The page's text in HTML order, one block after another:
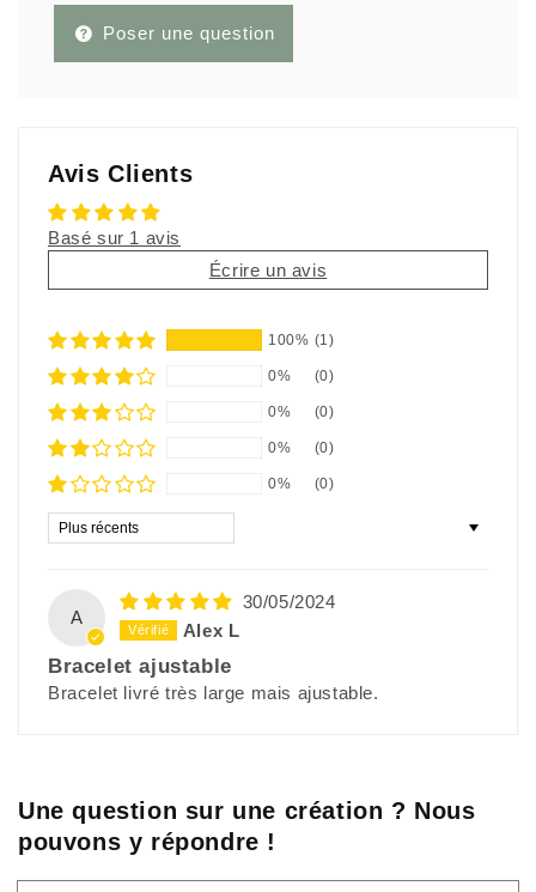
Poser une question
Avis Clients
Basé sur 1 avis
Écrire un avis
100% (1)
0% (0)
0% (0)
0% (0)
0% (0)
Sort by
A
30/05/2024
Alex L
Bracelet ajustable
Bracelet livré très large mais ajustable.
Une question sur une création ? Nous
pouvons y répondre !